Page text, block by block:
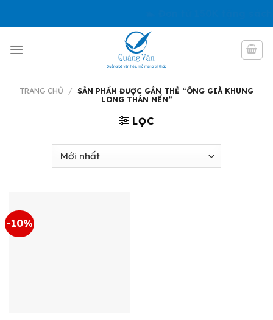
TRANG CHỦ / SẢN PHẨM ĐƯỢC GẮN THẺ “ÔNG GIÀ KHUNG
LONG THÂN MẾN”
LỌC
-10%